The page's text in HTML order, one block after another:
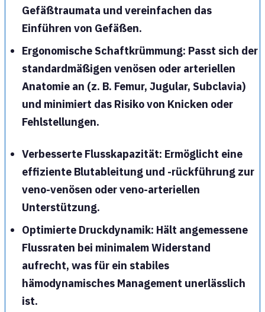
Gefäßtraumata und vereinfachen das
Einführen von Gefäßen.
Ergonomische Schaftkrümmung: Passt sich der
standardmäßigen venösen oder arteriellen
Anatomie an (z. B. Femur, Jugular, Subclavia)
und minimiert das Risiko von Knicken oder
Fehlstellungen.
Verbesserte Flusskapazität: Ermöglicht eine
effiziente Blutableitung und -rückführung zur
veno-venösen oderveno-arteriellen
Unterstützung.
Optimierte Druckdynamik: Hält angemessene
Flussraten bei minimalem Widerstand
aufrecht, was für ein stabiles
hämodynamisches Management unerlässlich
ist.